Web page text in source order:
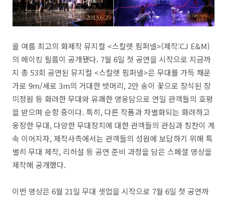
올 여름 최고의 화제작 뮤지컬 <스칼렛 핌퍼넬>(제작:CJ E&M)
의 메이킹 필름이 공개됐다. 7월 6일 첫 공연을 시작으로 지금까
지 총 53회 공연된 뮤지컬 <스칼렛 핌퍼넬>은 무대를 가득 채운
가로 9m/세로 3m의 거대한 뱃머리, 2만 송이 꽃으로 장식된 장
미정원 등 화려한 무대와 유쾌한 영웅담으로 연일 관객들의 호평
을 받으며 순항 중이다. 특히, 다른 작품과 차별화되는 화려하고
웅장한 무대, 다양한 무대장치에 대한 관객들의 관심과 칭찬이 계
속 이어지자, 제작사측에서는 관객들의 성원에 보답하기 위해 특
별히 무대 제작, 리허설 등 공연 준비 과정을 담은 스페셜 영상을
제작해 공개했다.
이번 영상은 6월 21일 무대 셋업을 시작으로 7월 6일 첫 공연까